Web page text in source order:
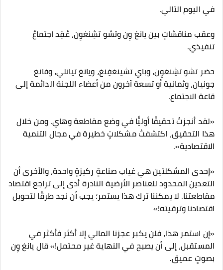
في اليوم التالي.
وعقب مناقشاتٍ بين يانغ وِن وتشو تشِنغوِن، عُقِد اجتماعٌ
تنفيذي.
حضر تشو تشِنغوِن، وباي تشينغفِنغ، ويانغ تيانلي، وفانغ
جونيان، وثمانية أو تسعة آخرون من أعضاء اللجنة الدائمة إلى
قاعة الاجتماع.
«لقد أنجزتُ تحقيقًا أوليًّا في وضع مقاطعة وهاي. ومن خلال
هذا التحقيق، اكتشفتُ مشكلاتٍ خطيرة في مجال التنمية
الاقتصادية».
«إحدى المشكلتين هي غياب صناعةٍ ركيزةٍ واحدة، والأخرى أن
التعدين المحدود للعناصر الأرضية النادرة أدى إلى تراجع اقتصاد
مقاطعتنا. لا يمكننا ترك هذا يستمر؛ يجب أن نجد طرقًا لتحويل
اقتصادنا وترقيته!»
«إن استمر هذا، فلن يكبر عجزنا المالي إلا أكثر فأكثر في
المستقبل، إلى أن يصبح في النهاية غير محتمل!» قال يانغ وِن
بصوتٍ عميق.